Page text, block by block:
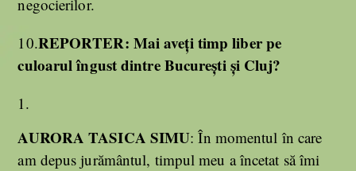
negocierilor.
10.REPORTER: Mai aveți timp liber pe
culoarul îngust dintre București și Cluj?
AURORA TASICA SIMU: În momentul în care
am depus jurământul, timpul meu a încetat să îmi